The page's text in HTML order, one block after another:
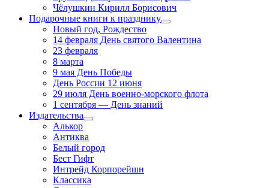
Чёлушкин Кирилл Борисович
Подарочные книги к празднику
Новый год, Рождество
14 февраля День святого Валентина
23 февраля
8 марта
9 мая День Победы
День России 12 июня
29 июля День военно-морского флота
1 сентября — День знаний
Издательства
Алькор
Антиква
Белый город
Бест Гифт
Интрейд Корпорейшн
Классика